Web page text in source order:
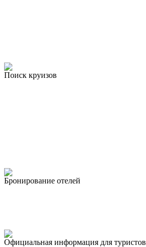
Поиск круизов
Бронирование отелей
Официальная информация для туристов